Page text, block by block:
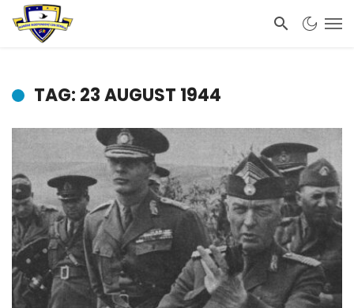
TAG: 23 AUGUST 1944